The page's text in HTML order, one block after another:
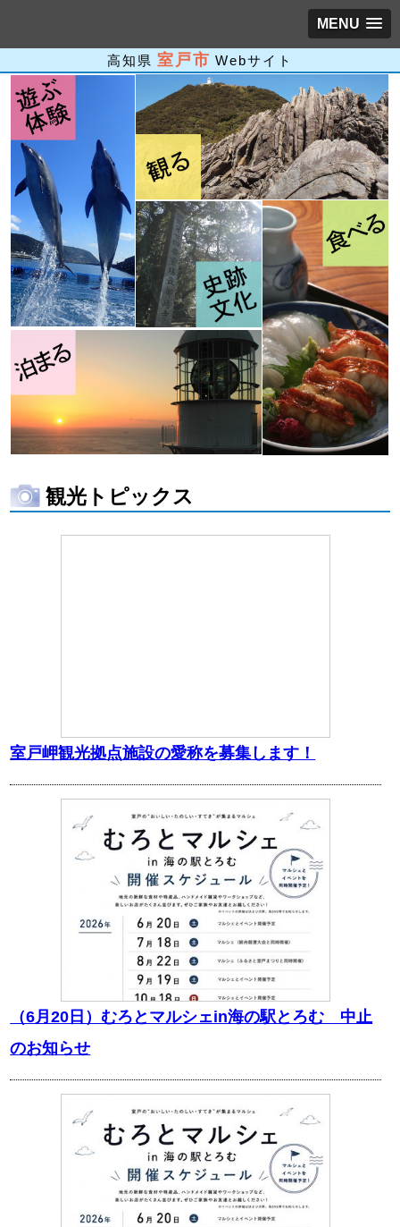
MENU
高知県 室戸市 Webサイト
観光トピックス
室戸岬観光拠点施設の愛称を募集します！
（6月20日）むろとマルシェin海の駅とろむ 中止
のお知らせ